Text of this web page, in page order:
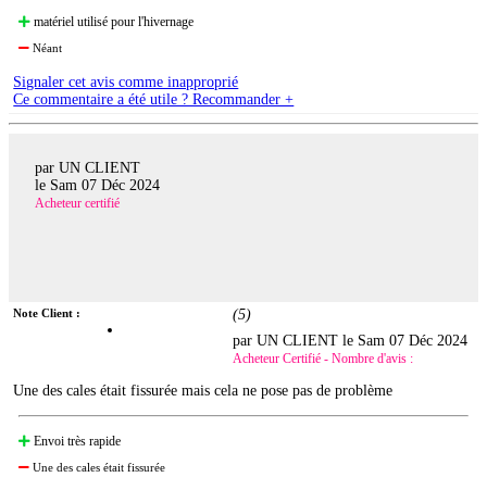
matériel utilisé pour l'hivernage
Néant
Signaler cet avis comme inapproprié
Ce commentaire a été utile ? Recommander +
par UN CLIENT
le Sam 07 Déc 2024
Acheteur certifié
Note Client : (5)
par UN CLIENT le Sam 07 Déc 2024
Acheteur Certifié - Nombre d'avis :
Une des cales était fissurée mais cela ne pose pas de problème
Envoi très rapide
Une des cales était fissurée